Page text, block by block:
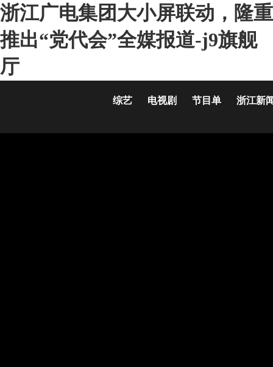
浙江广电集团大小屏联动，隆重
推出“党代会”全媒报道-j9旗舰
厅
综艺 电视剧 节目单 浙江新